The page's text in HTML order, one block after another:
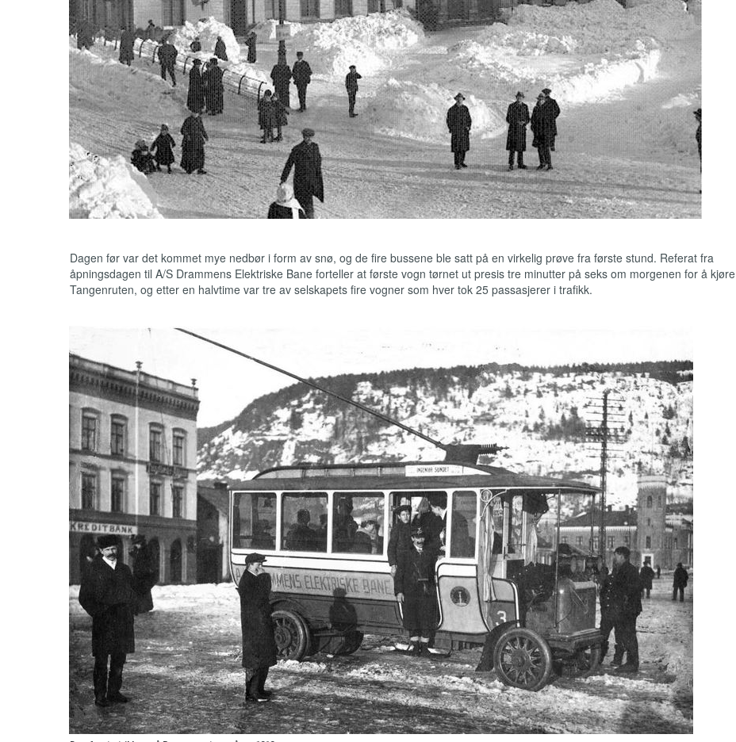
Dagen før var det kommet mye nedbør i form av snø, og de fire bussene ble satt på en virkelig prøve fra første stund. Referat fra
åpningsdagen til A/S Drammens Elektriske Bane forteller at første vogn tørnet ut presis tre minutter på seks om morgenen for å kjøre
Tangenruten, og etter en halvtime var tre av selskapets fire vogner som hver tok 25 passasjerer i trafikk.